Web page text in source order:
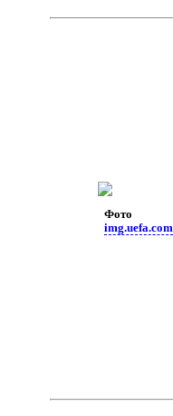
Фото
img.uefa.com